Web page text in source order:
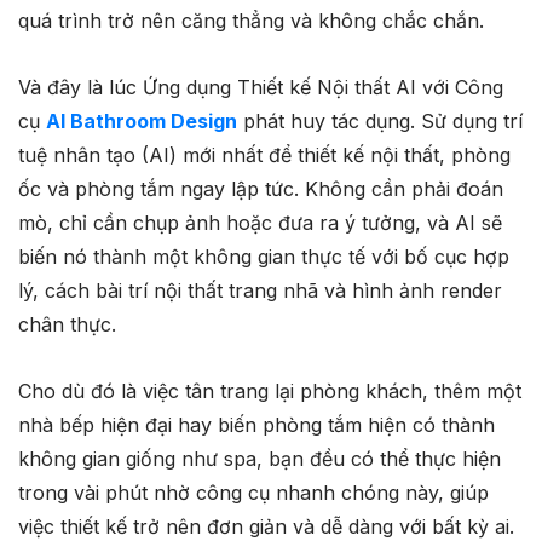
quá trình trở nên căng thẳng và không chắc chắn.
Và đây là lúc Ứng dụng Thiết kế Nội thất AI với Công
cụ AI Bathroom Design phát huy tác dụng. Sử dụng trí
tuệ nhân tạo (AI) mới nhất để thiết kế nội thất, phòng
ốc và phòng tắm ngay lập tức. Không cần phải đoán
mò, chỉ cần chụp ảnh hoặc đưa ra ý tưởng, và AI sẽ
biến nó thành một không gian thực tế với bố cục hợp
lý, cách bài trí nội thất trang nhã và hình ảnh render
chân thực.
Cho dù đó là việc tân trang lại phòng khách, thêm một
nhà bếp hiện đại hay biến phòng tắm hiện có thành
không gian giống như spa, bạn đều có thể thực hiện
trong vài phút nhờ công cụ nhanh chóng này, giúp
việc thiết kế trở nên đơn giản và dễ dàng với bất kỳ ai.